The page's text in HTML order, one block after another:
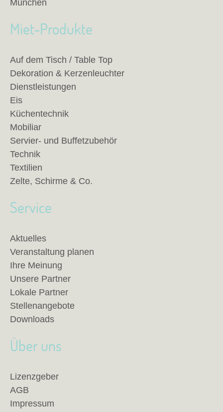
München
Miet-Produkte
Auf dem Tisch / Table Top
Dekoration & Kerzenleuchter
Dienstleistungen
Eis
Küchentechnik
Mobiliar
Servier- und Buffetzubehör
Technik
Textilien
Zelte, Schirme & Co.
Service
Aktuelles
Veranstaltung planen
Ihre Meinung
Unsere Partner
Lokale Partner
Stellenangebote
Downloads
Über uns
Lizenzgeber
AGB
Impressum